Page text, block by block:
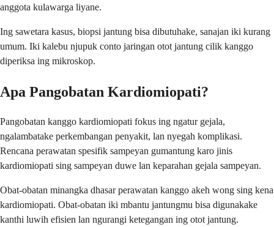
anggota kulawarga liyane.
Ing sawetara kasus, biopsi jantung bisa dibutuhake, sanajan iki kurang
umum. Iki kalebu njupuk conto jaringan otot jantung cilik kanggo
diperiksa ing mikroskop.
Apa Pangobatan Kardiomiopati?
Pangobatan kanggo kardiomiopati fokus ing ngatur gejala,
ngalambatake perkembangan penyakit, lan nyegah komplikasi.
Rencana perawatan spesifik sampeyan gumantung karo jinis
kardiomiopati sing sampeyan duwe lan keparahan gejala sampeyan.
Obat-obatan minangka dhasar perawatan kanggo akeh wong sing kena
kardiomiopati. Obat-obatan iki mbantu jantungmu bisa digunakake
kanthi luwih efisien lan ngurangi ketegangan ing otot jantung.